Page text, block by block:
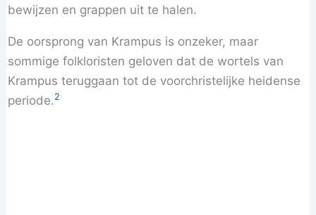
bewijzen en grappen uit te halen.
De oorsprong van Krampus is onzeker, maar
sommige folkloristen geloven dat de wortels van
Krampus teruggaan tot de voorchristelijke heidense
periode.2